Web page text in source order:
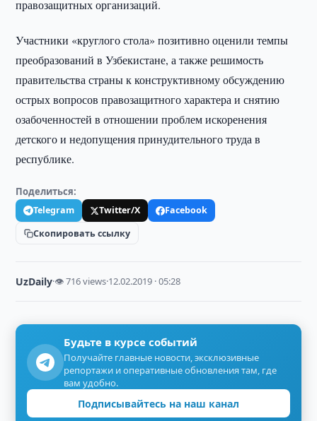
правозащитных организаций.
Участники «круглого стола» позитивно оценили темпы
преобразований в Узбекистане, а также решимость
правительства страны к конструктивному обсуждению
острых вопросов правозащитного характера и снятию
озабоченностей в отношении проблем искоренения
детского и недопущения принудительного труда в
республике.
Поделиться:
Telegram Twitter/X
Facebook
Скопировать ссылку
UzDaily·👁 716 views·12.02.2019 · 05:28
Будьте в курсе событий
Получайте главные новости, эксклюзивные
репортажи и оперативные обновления там, где
вам удобно.
Подписывайтесь на наш канал